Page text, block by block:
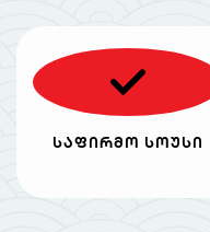
საფირმო სოუსი